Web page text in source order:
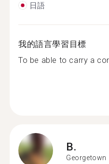
日語
我的語言學習目標
To be able to carry a
B.
Georgetown